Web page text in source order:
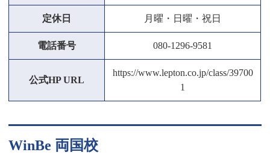
定休日 月曜・日曜・祝日
電話番号 080-1296-9581
公式HP URL
https://www.lepton.co.jp/class/39700
1
WinBe 両国校